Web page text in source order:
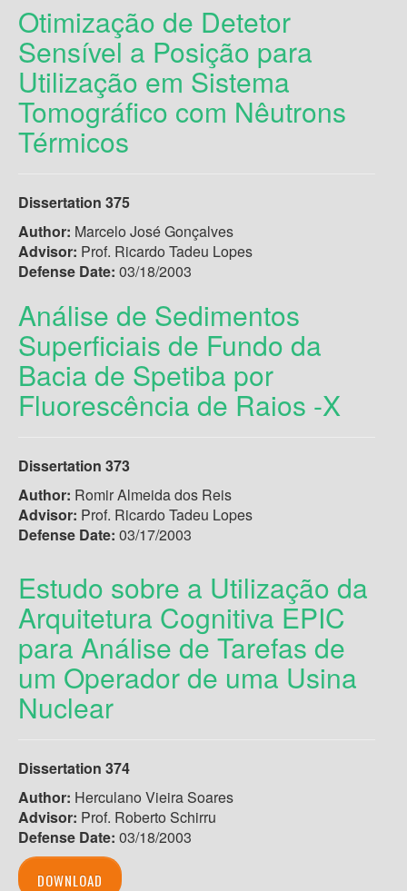
Otimização de Detetor
Sensível a Posição para
Utilização em Sistema
Tomográfico com Nêutrons
Térmicos
Dissertation 375
Author: Marcelo José Gonçalves
Advisor: Prof. Ricardo Tadeu Lopes
Defense Date: 03/18/2003
Análise de Sedimentos
Superficiais de Fundo da
Bacia de Spetiba por
Fluorescência de Raios -X
Dissertation 373
Author: Romir Almeida dos Reis
Advisor: Prof. Ricardo Tadeu Lopes
Defense Date: 03/17/2003
Estudo sobre a Utilização da
Arquitetura Cognitiva EPIC
para Análise de Tarefas de
um Operador de uma Usina
Nuclear
Dissertation 374
Author: Herculano Vieira Soares
Advisor: Prof. Roberto Schirru
Defense Date: 03/18/2003
DOWNLOAD